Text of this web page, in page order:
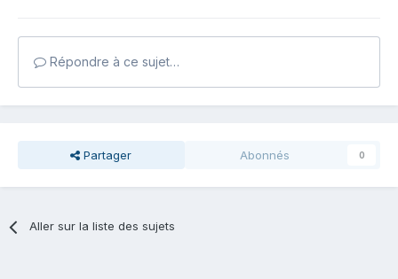
Répondre à ce sujet…
Partager Abonnés 0
Aller sur la liste des sujets